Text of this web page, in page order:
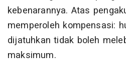
kebenarannya. Atas
memperoleh kompensasi:
dijatuhkan tidak boleh
maksimum.